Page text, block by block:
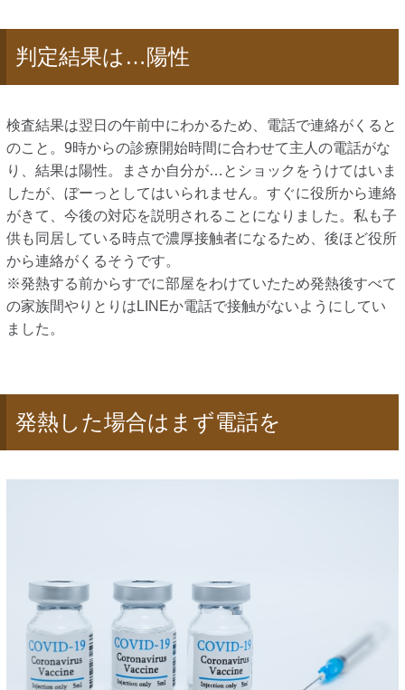
判定結果は…陽性
検査結果は翌日の午前中にわかるため、電話で連絡がくると
のこと。9時からの診療開始時間に合わせて主人の電話がな
り、結果は陽性。まさか自分が…とショックをうけてはいま
したが、ぼーっとしてはいられません。すぐに役所から連絡
がきて、今後の対応を説明されることになりました。私も子
供も同居している時点で濃厚接触者になるため、後ほど役所
から連絡がくるそうです。
※発熱する前からすでに部屋をわけていたため発熱後すべて
の家族間やりとりはLINEか電話で接触がないようにしてい
ました。
発熱した場合はまず電話を